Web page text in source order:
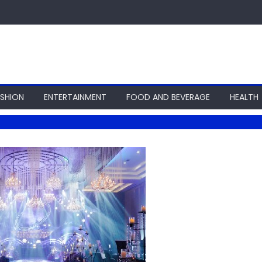
ENTERTAINMENT FOOD AND BEVERAGE HEALTH